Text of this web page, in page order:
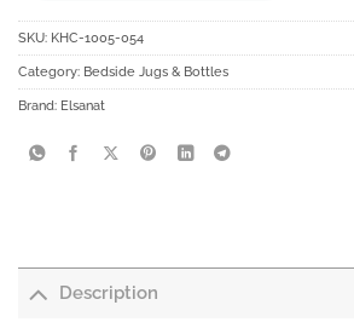
SKU: KHC-1005-054
Category: Bedside Jugs & Bottles
Brand: Elsanat
Description